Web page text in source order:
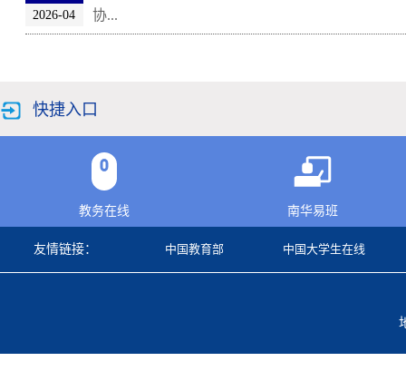
2026-04
协...
快捷入口
教务在线 南华易班
友情链接： 中国教育部 中国大学生在线